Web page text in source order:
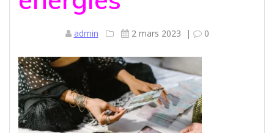
admin 2 mars 2023 | 0